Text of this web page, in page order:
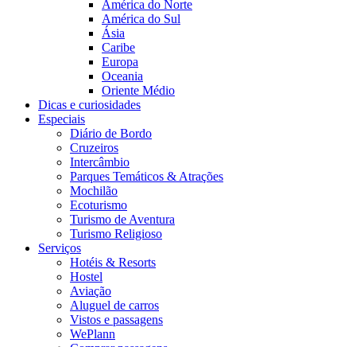
América do Norte
América do Sul
Ásia
Caribe
Europa
Oceania
Oriente Médio
Dicas e curiosidades
Especiais
Diário de Bordo
Cruzeiros
Intercâmbio
Parques Temáticos & Atrações
Mochilão
Ecoturismo
Turismo de Aventura
Turismo Religioso
Serviços
Hotéis & Resorts
Hostel
Aviação
Aluguel de carros
Vistos e passagens
WePlann